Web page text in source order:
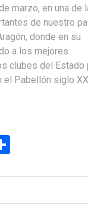
marzo, en una de
de nuestro
donde en su
a los mejores
clubes del Estado
el Pabellón siglo
C
m
p